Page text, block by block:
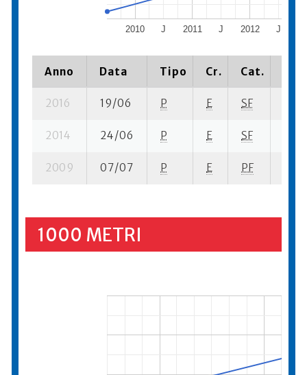
2010 2011 2012
J J J
Anno Data Tipo Cr. Cat.
2016 19/06 P E SF
2014 24/06 P E SF
2009 07/07 P E PF
1000 METRI